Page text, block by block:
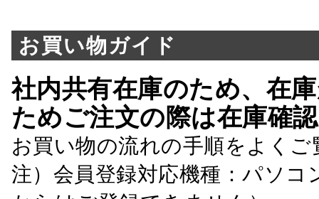
お買い物ガイド
社内共有在庫のため、在
ためご注文の際は在庫確
お買い物の流れの手順をよくご
注）会員登録対応機種：パソ